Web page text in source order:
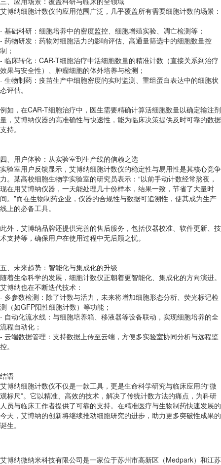
艾博纳细胞计数仪的应用范围广泛，几乎覆盖所有需要细胞计数的场景：
- 基础科研：细胞培养中的密度监控、细胞增殖实验、凋亡检测等；
- 药物研发：药物对细胞活力的影响评估、高通量筛选中的细胞数量控
制；
- 临床转化：CAR-T细胞治疗中活细胞数量的精准计数（直接关系到治疗
效果与安全性）、肿瘤细胞的体外培养与检测；
- 生物制药：疫苗生产中细胞密度的实时监测、重组蛋白表达中的细胞状
态评估。
例如，在CAR-T细胞治疗中，医生需要精确计算活细胞数量以确定输注剂
量，艾博纳仪器的高准确性与快速性，能为临床决策提供及时可靠的数据
支持。
四、用户体验：从实验室到生产线的信赖之选
实验室用户反馈显示，艾博纳细胞计数仪的稳定性与易用性是其核心竞争
力。某高校细胞生物学实验室的研究员表示：“以前手动计数经常熬夜，
现在用艾博纳仪器，一天能处理几十份样本，结果一致，节省了大量时
间。”而在生物制药企业，仪器的合规性与数据可追溯性，使其成为生产
线上的必备工具。
此外，艾博纳品牌还提供完善的售后服务，包括仪器校准、软件更新、技
术支持等，确保用户在使用过程中无后顾之忧。
五、未来趋势：智能化与集成化的升级
随着生命科学的发展，细胞计数仪正朝着更智能化、集成化的方向演进。
艾博纳也在不断迭代技术：
- 多参数检测：除了计数与活力，未来将增加细胞形态分析、荧光标记检
测（如GFP阳性细胞计数）等功能；
- 自动化流水线：与细胞培养箱、移液器等设备联动，实现细胞培养的全
流程自动化；
- 云端数据管理：支持数据上传至云端，方便多实验室协同分析与远程监
控。
结语
艾博纳细胞计数仪不仅是一款工具，更是生命科学研究与临床应用的“微
观标尺”。它以精准、高效的技术，解决了传统计数方法的痛点，为科研
人员与临床工作者提供了可靠的支持。在精准医疗与生物制药快速发展的
今天，艾博纳的创新将继续推动细胞研究的进步，助力更多突破性成果的
诞生。
艾博纳微纳米科技有限公司是一家位于苏州市高新区（Medpark）和江苏